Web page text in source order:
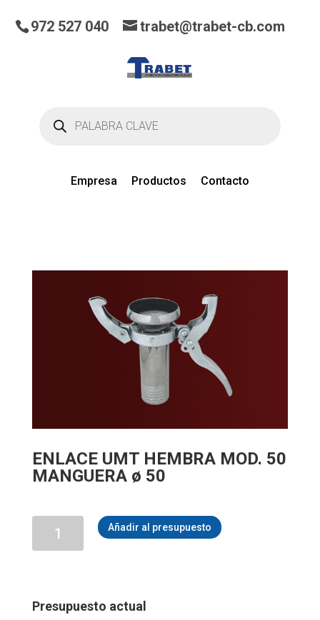
productos
Empresa Productos Contacto
972 527 040 trabet@trabet-cb.com
ENLACE UMT HEMBRA MOD. 50
MANGUERA ø 50
HEMBRA
ø
Añadir al presupuesto
Presupuesto actual